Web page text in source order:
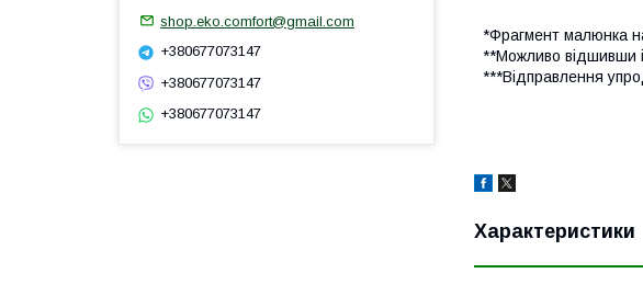
*Фрагмент малюнка
**Можливо відшивши
***Відправлення
Характеристики
shop.eko.comfort@gmail.com
+380677073147
+380677073147
+380677073147